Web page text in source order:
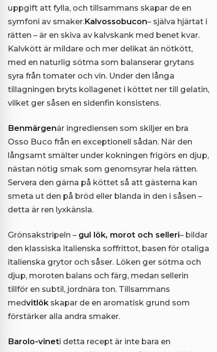
uppgift att fylla, och tillsammans skapar de en
symfoni av smaker.Kalvossobucon– själva hjärtat i
rätten – är en skiva av kalvskank med benet kvar.
Kalvkött är mildare och mer delikat än nötkött,
med en naturlig sötma som balanserar grytans
syra från tomater och vin. Under den långa
tillagningen bryts kollagenet i köttet ner till gelatin,
vilket ger såsen en sidenfin konsistens.
Benmärgenär ingrediensen som skiljer en bra
Osso Buco från en exceptionell sådan. När den
långsamt smälter under kokningen frigörs en djup,
nästan nötig smak som genomsyrar hela rätten.
Servera den gärna på köttet så att gästerna kan
smeta ut den på bröd eller blanda in den i såsen –
detta är ren lyxkänsla.
Grönsakstripeln – gul lök, morot och selleri– bildar
den klassiska italienska soffrittot, basen för otaliga
italienska grytor och såser. Löken ger sötma och
djup, moroten balans och färg, medan sellerin
tillför en subtil, jordnära ton. Tillsammans
medvitlök skapar de en aromatisk grund som
förstärker alla andra smaker.
Barolo-vineti detta recept är inte bara en